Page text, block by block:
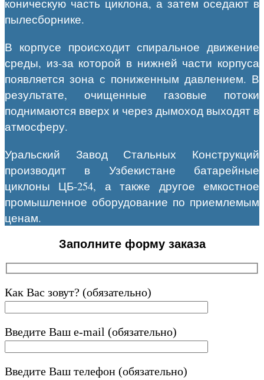
коническую часть циклона, а затем оседают в
пылесборнике.
В корпусе происходит спиральное движение
среды, из-за которой в нижней части корпуса
появляется зона с пониженным давлением. В
результате, очищенные газовые потоки
поднимаются вверх и через дымоход выходят в
атмосферу.
Уральский Завод Стальных Конструкций
производит в Узбекистане батарейные
циклоны ЦБ-254, а также другое емкостное
промышленное оборудование по приемлемым
ценам.
Заполните форму заказа
Как Вас зовут? (обязательно)
Введите Ваш e-mail (обязательно)
Введите Ваш телефон (обязательно)